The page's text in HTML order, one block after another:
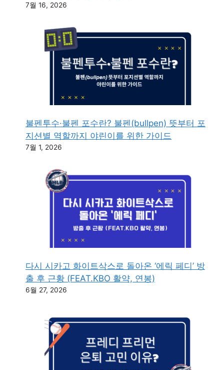
7월 16, 2026
불펜투수·불펜 포수란? 불펜(bullpen) 뜻부터 포
지션별 역할까지 야린이를 위한 가이드
7월 1, 2026
다시 시카고 화이트삭스로 돌아온 ‘에릭 페디’ 방
출 후 근황 (FEAT.KBO 활약, 연봉)
6월 27, 2026